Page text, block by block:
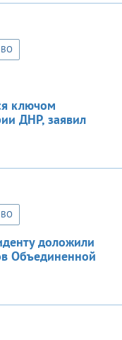
ключом
ДНР, заявил
доложили
Объединенной